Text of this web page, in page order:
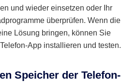
und wieder einsetzen oder Ihr
überprüfen. Wenn die
Lösung bringen, können Sie
App installieren und testen.
Speicher der Telefon-